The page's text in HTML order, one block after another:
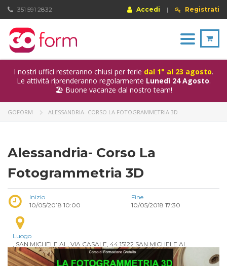
Accedi | Registrati
351 591 2832
Toggle
navigation
I nostri uffici resteranno chiusi per ferie dal 1° al 23 agosto.
Le attività riprenderanno regolarmente Lunedì 24 Agosto.
🏖️ Buone vacanze dal nostro team!
GOFORM ALESSANDRIA- CORSO LA FOTOGRAMMETRIA 3D
Alessandria- Corso La
Fotogrammetria 3D
Inizio
10/05/2018 10:00
Fine
10/05/2018 17:30
Luogo
, SAN MICHELE AL, VIA CASALE, 44 15122 SAN MICHELE AL